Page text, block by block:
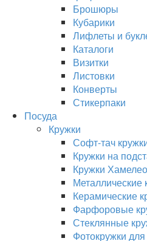
Брошюры
Кубарики
Лифлеты и
Каталоги
Визитки
Листовки
Конверты
Стикерпаки
Посуда
Кружки
Софт-тач
Кружки на
Кружки
Металлические
Керамические
Фарфоровые
Стеклянные
Фотокружки